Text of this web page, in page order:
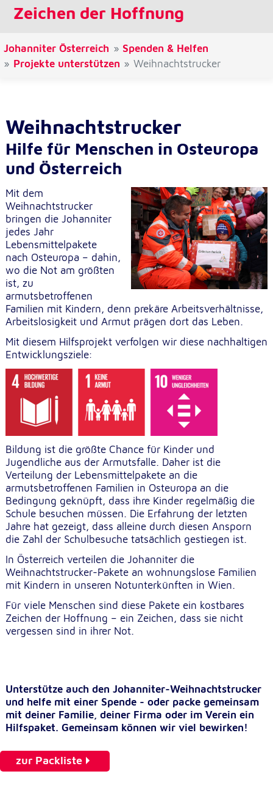
Zeichen der Hoffnung
Johanniter Österreich
Spenden & Helfen
Projekte unterstützen
Weihnachtstrucker
Weihnachtstrucker
Hilfe für Menschen in Osteuropa
und Österreich
Mit dem
Weihnachtstrucker
bringen die Johanniter
jedes Jahr
Lebensmittelpakete
nach Osteuropa – dahin,
wo die Not am größten
ist, zu
armutsbetroffenen
Familien mit Kindern, denn prekäre Arbeitsverhältnisse,
Arbeitslosigkeit und Armut prägen dort das Leben.
Mit diesem Hilfsprojekt verfolgen wir diese nachhaltigen
Entwicklungsziele:
Bildung ist die größte Chance für Kinder und
Jugendliche aus der Armutsfalle. Daher ist die
Verteilung der Lebensmittelpakete an die
armutsbetroffenen Familien in Osteuropa an die
Bedingung geknüpft, dass ihre Kinder regelmäßig die
Schule besuchen müssen. Die Erfahrung der letzten
Jahre hat gezeigt, dass alleine durch diesen Ansporn
die Zahl der Schulbesuche tatsächlich gestiegen ist.
In Österreich verteilen die Johanniter die
Weihnachtstrucker-Pakete an wohnungslose Familien
mit Kindern in unseren Notunterkünften in Wien.
Für viele Menschen sind diese Pakete ein kostbares
Zeichen der Hoffnung – ein Zeichen, dass sie nicht
vergessen sind in ihrer Not.
Unterstütze auch den Johanniter-Weihnachtstrucker
und helfe mit einer Spende - oder packe gemeinsam
mit deiner Familie, deiner Firma oder im Verein ein
Hilfspaket. Gemeinsam können wir viel bewirken!
zur Packliste
1 Jahr
Einverständnis-Cookie
Name:
Einverständnis-Optionen des Benutzers
Cookie Laufzeit:
1 Jahr
Statistik
Statistik Cookies erfassen Informationen anonym.
Diese Informationen helfen uns zu verstehen, wie
unsere Besucher unsere Website nutzen.
Name:
_ga, _gid, _gac_gb_
Anbieter:
Google LLC
Zweck:
Erhebung von Statistiken zur Website-Nutzung
Cookie Laufzeit:
Google Tag Manager
Anbieter:
Google LLC
Externe Dienste
Um Inhalte von Videoplattformen und
Kartendiensten anzeigen zu können, werden von
YouTube
Zweck:
Einbinden und Anzeigen von Videos
Google Maps
Name:
NID